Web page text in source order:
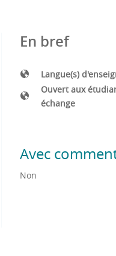
En bref
Langue(s)
Ouvert aux
échange
Avec
Non